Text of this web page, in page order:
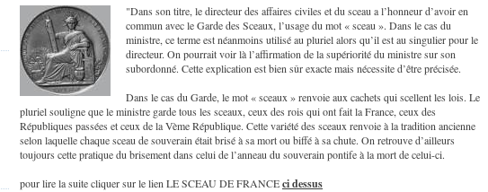
"Dans son titre, le directeur des affaires civiles et du sceau a l’honneur d’avoir en
commun avec le Garde des Sceaux, l’usage du mot « sceau ». Dans le cas du
ministre, ce terme est néanmoins utilisé au pluriel alors qu’il est au singulier pour le
directeur. On pourrait voir là l’affirmation de la supériorité du ministre sur son
subordonné. Cette explication est bien sûr exacte mais nécessite d’être précisée.
Dans le cas du Garde, le mot « sceaux » renvoie aux cachets qui scellent les lois. Le
pluriel souligne que le ministre garde tous les sceaux, ceux des rois qui ont fait la France, ceux des
Républiques passées et ceux de la Vème République. Cette variété des sceaux renvoie à la tradition ancienne
selon laquelle chaque sceau de souverain était brisé à sa mort ou biffé à sa chute. On retrouve d’ailleurs
toujours cette pratique du brisement dans celui de l’anneau du souverain pontife à la mort de celui-ci.
pour lire la suite cliquer sur le lien LE SCEAU DE FRANCEci dessus